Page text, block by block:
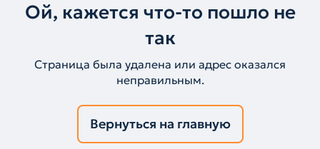
Ой, кажется что-то пошло не
так
Страница была удалена или адрес оказался
неправильным.
Вернуться на главную